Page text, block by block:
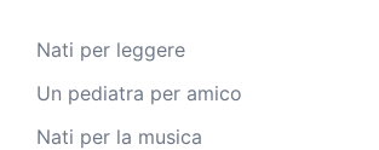
Nati per leggere
Un pediatra per amico
Nati per la musica